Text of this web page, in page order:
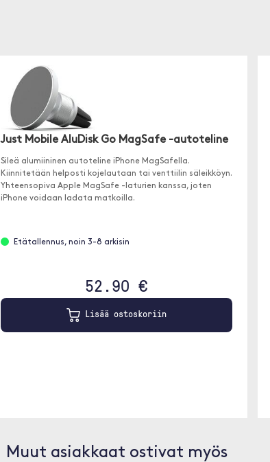
Just Mobile AluDisk Go MagSafe -autoteline
Sileä alumiininen autoteline iPhone MagSafella.
Kiinnitetään helposti kojelautaan tai venttiilin säleikköyn.
Yhteensopiva Apple MagSafe -laturien kanssa, joten
iPhone voidaan ladata matkoilla.
Etätallennus, noin 3-8 arkisin
52.90 €
Lisää ostoskoriin
Muut asiakkaat ostivat myös